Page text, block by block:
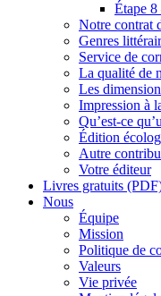
Étape
Notre contrat
Genres
Service de
La qualité de
Les
Impression à
Qu’est-ce
Édition
Autre
Votre éditeur
Livres gratuits
Nous
Équipe
Mission
Politique de
Valeurs
Vie privée